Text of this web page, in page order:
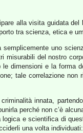
alla visita guidata del
tra scienza, etica e
uno
misurabili del nostro
dimensioni e la
tale correlazione non
innata,
perché non c’è
logica e scientifica di
una volta